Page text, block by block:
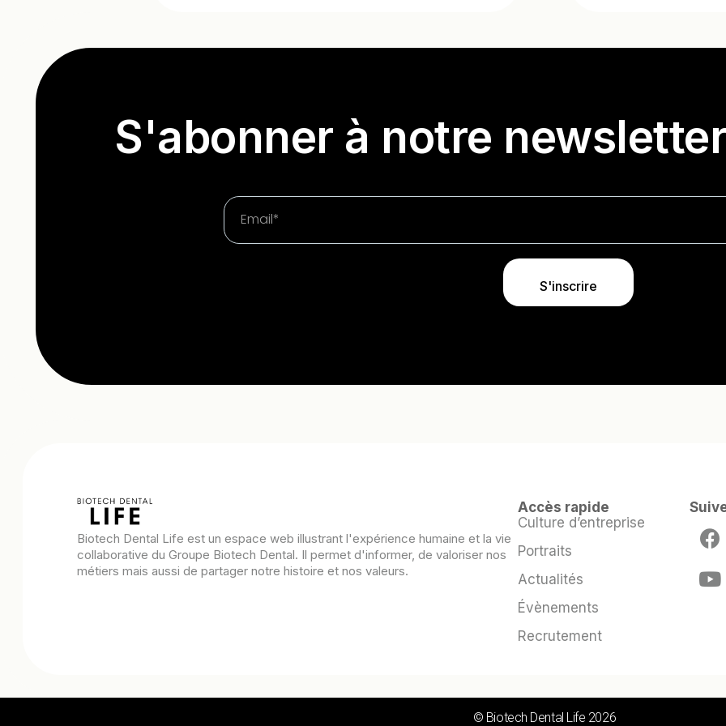
S'abonner à notre
S'inscrire
Biotech Dental Life est un espace web illustrant l'expérience humaine et la vie
collaborative du Groupe Biotech Dental. Il permet d'informer, de valoriser nos
métiers mais aussi de partager notre histoire et nos valeurs.
Accès rapide
Culture d’entreprise
Portraits
Actualités
Évènements
Recrutement
© Biotech Dental Life 2026